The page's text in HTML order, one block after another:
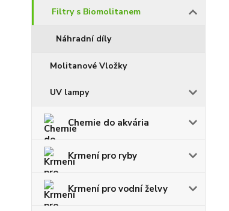
Filtry s Biomolitanem
Náhradní díly
Molitanové Vložky
UV lampy
Chemie do akvária
Krmení pro ryby
Krmení pro vodní želvy